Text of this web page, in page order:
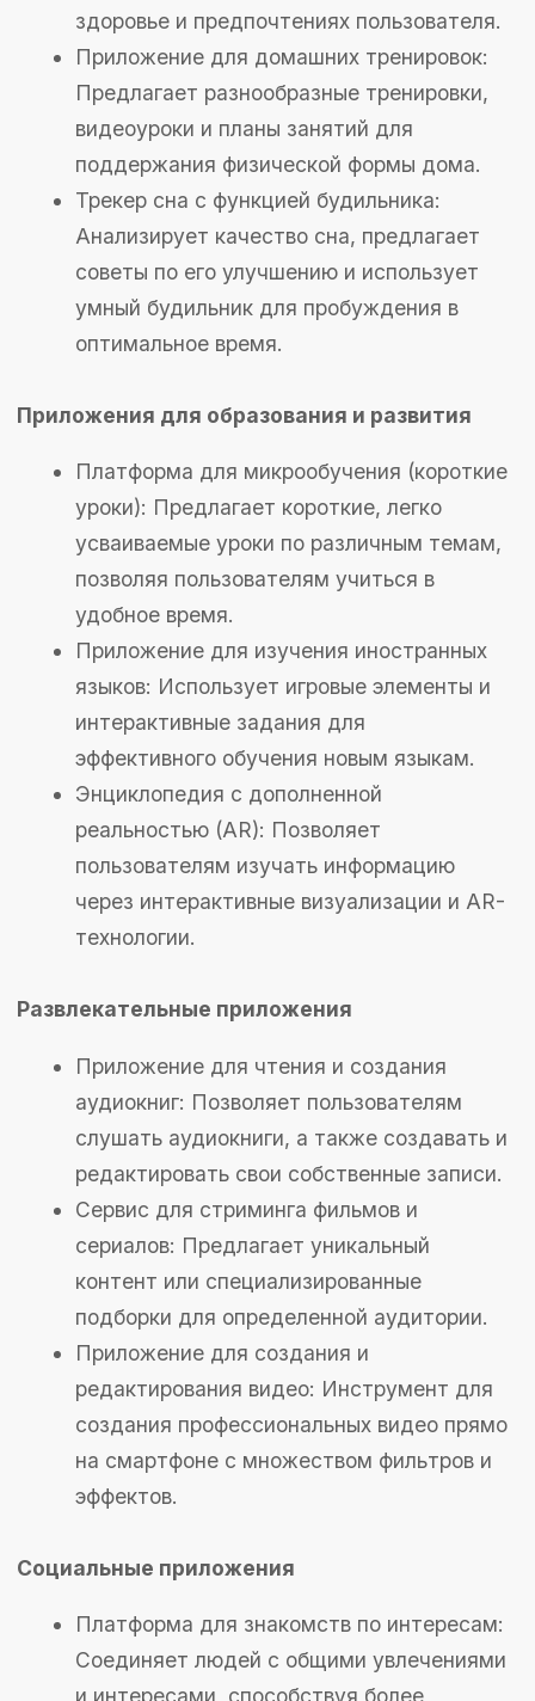
и интересами, способствуя более
осмысленным знакомствам.
Приложение для организации встреч и
мероприятий: Помогает планировать и
организовывать мероприятия, приглашать
участников и обмениваться
информацией.
Приложение для общения через мини-
игры: Предлагает пользователям
взаимодействовать через различные
мини-игры, создавая веселую и
Шаг 1. Определение цели приложения
Прежде чем начать разработку, важно четко
определить цель вашего приложения. Задайте
себе вопросы: какую проблему оно будет
решать? Какую ценность принесет
пользователям? Хотите ли вы создать
инструмент для улучшения качества жизни
или построить коммерческий продукт с
возможностью монетизации?
Шаг 2. Оценка рыночного спроса
Проведите исследование рынка, чтобы понять,
существующие приложения, проанализируйте
их сильные и слабые стороны, оцените
потенциал роста. Используйте инструменты
Изучите конкурентов, предлагающих
аналогичные решения. Определите, какие
функции они предоставляют, какие отзывы
пробелы на рынке и найти возможности для
улучшения вашего продукта. Уникальные
особенности и конкурентные преимущества
станут ключевыми факторами успеха.
Шаг 4. Прототипирование идеи
Создайте прототип вашего приложения, чтобы
визуализировать концепцию и протестировать
ее на практике. Прототипирование позволяет
стадиях и получить первые отзывы от
пользователей. Это поможет внести
началом разработки полной версии.